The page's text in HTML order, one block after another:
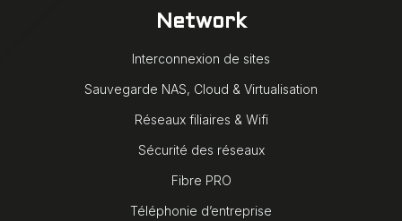
Network
Interconnexion de sites
Sauvegarde NAS, Cloud & Virtualisation
Réseaux filiaires & Wifi
Sécurité des réseaux
Fibre PRO
Téléphonie d’entreprise